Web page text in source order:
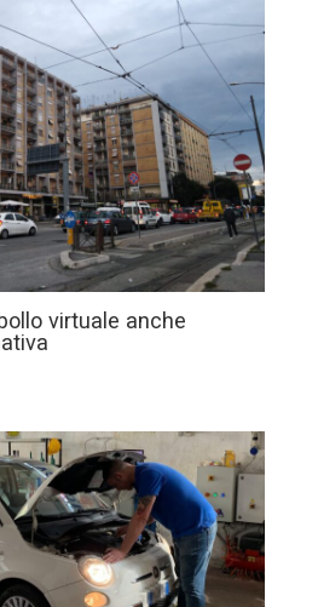
virtuale anche